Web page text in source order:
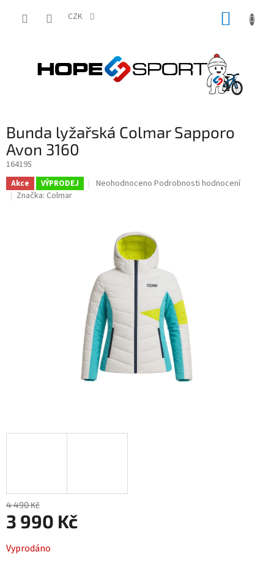
CZK
Bunda lyžařská Colmar Sapporo
Avon 3160
164195
Akce VÝPRODEJ
Průměrné
hvězdiček.
Neohodnoceno Podrobnosti hodnocení
Značka: Colmar
4 490 Kč
3 990 Kč
cena:
Vyprodáno